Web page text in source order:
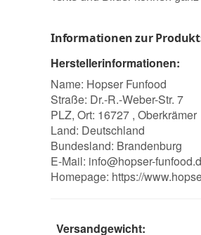
Informationen zur
Herstellerinformationen:
Name: Hopser Funfood
Straße: Dr.-R.-Weber-Str. 7
PLZ, Ort: 16727 , Oberkrämer
Land: Deutschland
Bundesland: Brandenburg
E-Mail: info@hopser-
Homepage: https://
Versandgewicht: